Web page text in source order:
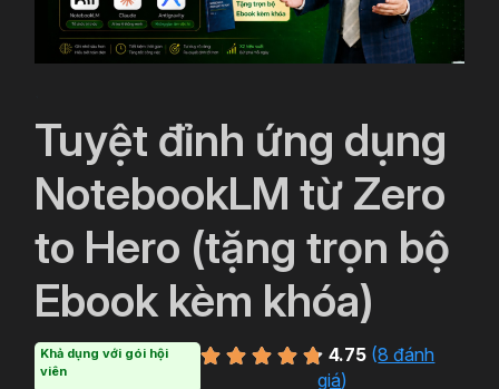
Tuyệt đỉnh ứng dụng
NotebookLM từ Zero
to Hero (tặng trọn bộ
Ebook kèm khóa)
Khả dụng với gói hội
viên
4.75 (8 đánh
giá)